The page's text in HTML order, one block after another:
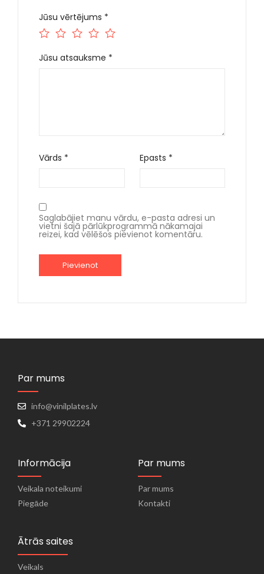
Jūsu vērtējums *
Jūsu atsauksme *
Vārds * Epasts *
Saglabājiet manu vārdu, e-pasta adresi un
vietni šajā pārlūkprogrammā nākamajai
reizei, kad vēlēšos pievienot komentāru.
Par mums
info@vinilplates.lv
+371 29902224
Informācija
Veikala noteikumi
Piegāde
Par mums
Par mums
Kontakti
Ātrās saites
Veikals